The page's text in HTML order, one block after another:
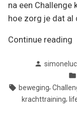
na een Challenge
hoe zorg je dat al
Continue reading
Posted
Tags:
beweging,
krachttraining,